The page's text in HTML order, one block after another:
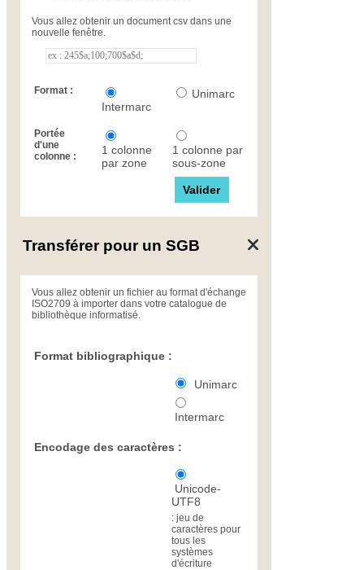
Vous allez obtenir un document csv dans une
nouvelle fenêtre.
Format :
Intermarc
Unimarc
Portée
d'une
colonne :
1 colonne
par zone
1 colonne par
sous-zone
Transférer pour un SGB
Vous allez obtenir un fichier au format d'échange
ISO2709 à importer dans votre catalogue de
bibliothèque informatisé.
Format bibliographique :
Unimarc
Intermarc
Encodage des caractères :
Unicode-
UTF8
: jeu de
caractères pour
tous les
systèmes
d'écriture